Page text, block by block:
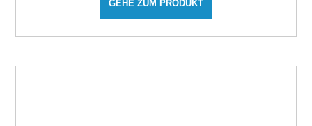
GEHE ZUM PRODUKT